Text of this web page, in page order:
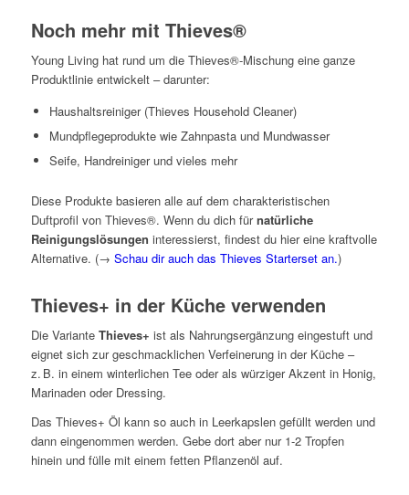
Noch mehr mit Thieves®
Young Living hat rund um die Thieves®-Mischung eine ganze
Produktlinie entwickelt – darunter:
Haushaltsreiniger (Thieves Household Cleaner)
Mundpflegeprodukte wie Zahnpasta und Mundwasser
Seife, Handreiniger und vieles mehr
Diese Produkte basieren alle auf dem charakteristischen
Duftprofil von Thieves®. Wenn du dich fürnatürliche
Reinigungslösungen interessierst, findest du hier eine kraftvolle
Alternative. (→ Schau dir auch das Thieves Starterset an.)
Thieves+ in der Küche verwenden
Die Variante Thieves+ ist als Nahrungsergänzung eingestuft und
eignet sich zur geschmacklichen Verfeinerung in der Küche –
z. B. in einem winterlichen Tee oder als würziger Akzent in Honig,
Marinaden oder Dressing.
Das Thieves+ Öl kann so auch in Leerkapslen gefüllt werden und
dann eingenommen werden. Gebe dort aber nur 1-2 Tropfen
hinein und fülle mit einem fetten Pflanzenöl auf.